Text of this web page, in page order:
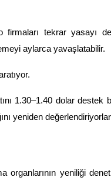
firmaları tekrar yasayı
aylarca yavaşlatabilir.
1.30–1.40 dolar destek
yeniden
organlarının yeniliği